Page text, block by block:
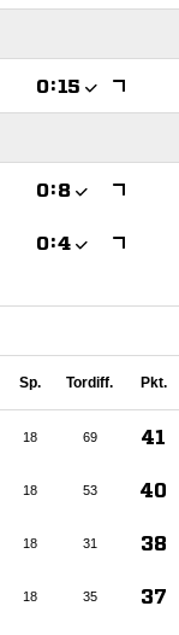
:
:
:
Sp. Tordiff. Pkt.
18 69 41
18 53 40
18 31 38
18 35 37